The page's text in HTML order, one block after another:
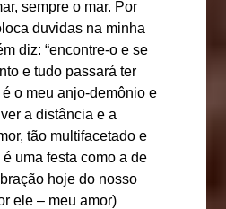
sempre o mar. Por
duvidas na minha
diz: “encontre-o e se
e tudo passará ter
o meu anjo-demônio e
a distância e a
tão multifacetado e
uma festa como a de
hoje do nosso
ele – meu amor)